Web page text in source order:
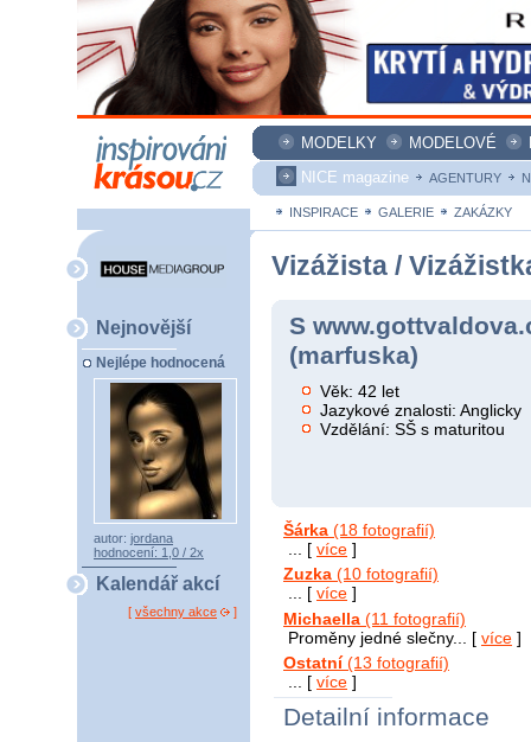
MODELKY MODELOVÉ
NICE magazine
AGENTURY
INSPIRACE GALERIE ZAKÁZKY
Nejnovější
Nejlépe hodnocená
autor: jordana
hodnocení: 1,0 / 2x
Kalendář akcí
[ všechny akce ]
Vizážista /
S
(marfuska)
Věk: 42 let
Jazykové znalosti: Anglicky
Vzdělání: SŠ s maturitou
Šárka (18 fotografií)
... [ více ]
Zuzka (10 fotografií)
... [ více ]
Michaella (11 fotografií)
Proměny jedné slečny... [ více ]
Ostatní(13 fotografií)
... [ více ]
Detailní informace